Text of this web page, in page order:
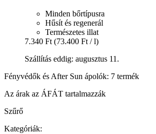
Minden bőrtípusra
Hűsít és regenerál
Természetes illat
7.340 Ft (73.400 Ft / l)
Szállítás eddig: augusztus 11.
Fényvédők és After Sun ápolók: 7 termék
Az árak az ÁFÁT tartalmazzák
Szűrő
Kategóriák: